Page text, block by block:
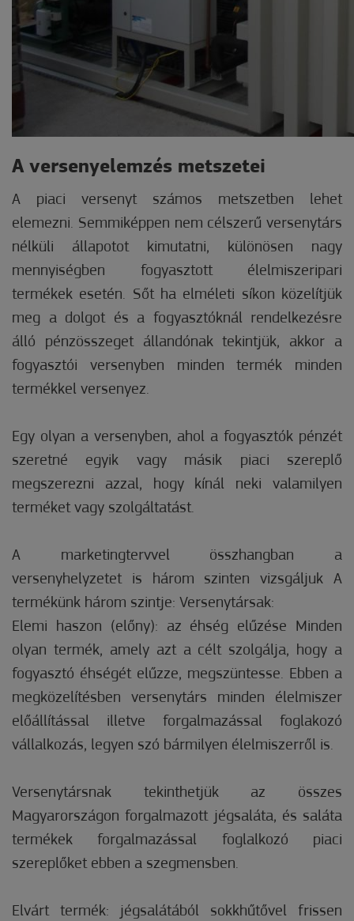
A versenyelemzés metszetei
A piaci versenyt számos metszetben lehet
elemezni. Semmiképpen nem célszerű versenytárs
nélküli állapotot kimutatni, különösen nagy
mennyiségben fogyasztott élelmiszeripari
termékek esetén. Sőt ha elméleti síkon közelítjük
meg a dolgot és a fogyasztóknál rendelkezésre
álló pénzösszeget állandónak tekintjük, akkor a
fogyasztói versenyben minden termék minden
termékkel versenyez.
Egy olyan a versenyben, ahol a fogyasztók pénzét
szeretné egyik vagy másik piaci szereplő
megszerezni azzal, hogy kínál neki valamilyen
terméket vagy szolgáltatást.
A marketingtervvel összhangban a
versenyhelyzetet is három szinten vizsgáljuk A
termékünk három szintje: Versenytársak:
Elemi haszon (előny): az éhség elűzése Minden
olyan termék, amely azt a célt szolgálja, hogy a
fogyasztó éhségét elűzze, megszüntesse. Ebben a
megközelítésben versenytárs minden élelmiszer
előállítással illetve forgalmazással foglakozó
vállalkozás, legyen szó bármilyen élelmiszerről is.
Versenytársnak tekinthetjük az összes
Magyarországon forgalmazott jégsaláta, és saláta
termékek forgalmazással foglalkozó piaci
szereplőket ebben a szegmensben.
Elvárt termék: jégsalátából sokkhűtővel frissen